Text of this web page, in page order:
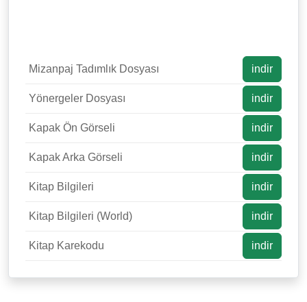
Mizanpaj Tadımlık Dosyası indir
Yönergeler Dosyası indir
Kapak Ön Görseli indir
Kapak Arka Görseli indir
Kitap Bilgileri indir
Kitap Bilgileri (World) indir
Kitap Karekodu indir